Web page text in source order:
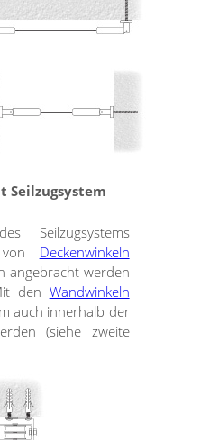
Seilzugsystem
Seilzugsystems
Deckenwinkeln
angebracht werden
den Wandwinkeln
auch innerhalb der
(siehe zweite